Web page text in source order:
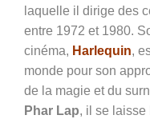
laquelle il dirige des
entre 1972 et 1980.
cinéma, Harlequin,
monde pour son
de la magie et du
Phar Lap, il se laisse